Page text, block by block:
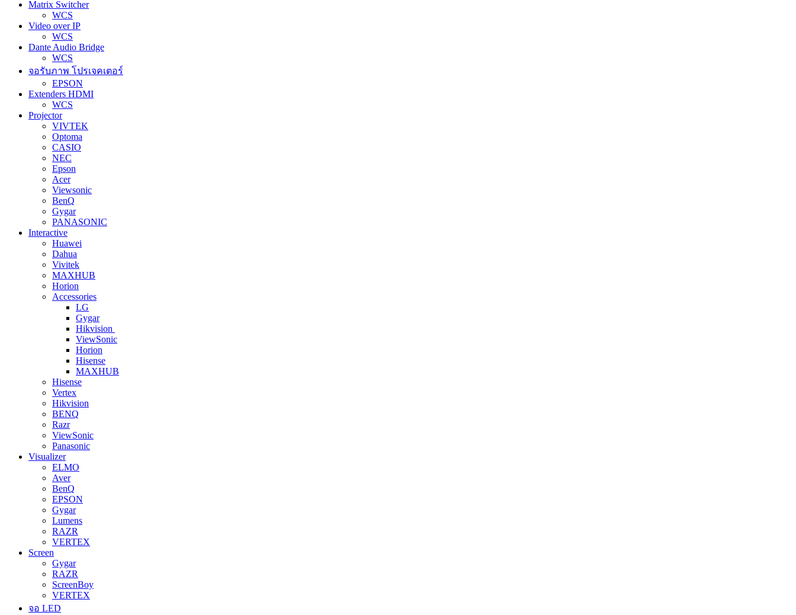
Matrix Switcher
WCS
Video over IP
WCS
Dante Audio Bridge
WCS
จอรับภาพ โปรเจคเตอร์
EPSON
Extenders HDMI
WCS
Projector
VIVTEK
Optoma
CASIO
NEC
Epson
Acer
Viewsonic
BenQ
Gygar
PANASONIC
Interactive
Huawei
Dahua
Vivitek
MAXHUB
Horion
Accessories
LG
Gygar
Hikvision
ViewSonic
Horion
Hisense
MAXHUB
Hisense
Vertex
Hikvision
BENQ
Razr
ViewSonic
Panasonic
Visualizer
ELMO
Aver
BenQ
EPSON
Gygar
Lumens
RAZR
VERTEX
Screen
Gygar
RAZR
ScreenBoy
VERTEX
จอ LED